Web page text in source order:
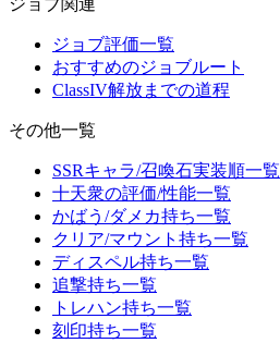
ジョブ関連
ジョブ評価一覧
おすすめのジョブルート
ClassIV解放までの道程
その他一覧
SSRキャラ/召喚石実装順一覧
十天衆の評価/性能一覧
かばう/ダメカ持ち一覧
クリア/マウント持ち一覧
ディスペル持ち一覧
追撃持ち一覧
トレハン持ち一覧
刻印持ち一覧